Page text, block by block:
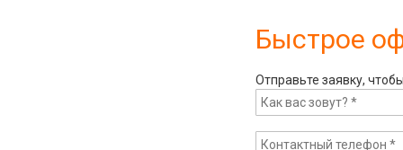
Быстрое
Отправьте заявку,